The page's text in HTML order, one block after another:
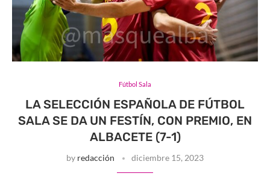
Fútbol Sala
LA SELECCIÓN ESPAÑOLA DE FÚTBOL
SALA SE DA UN FESTÍN, CON PREMIO, EN
ALBACETE (7-1)
by redacción diciembre 15, 2023